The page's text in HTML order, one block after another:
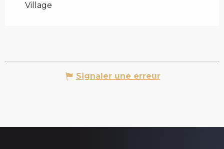
Village
Signaler une erreur